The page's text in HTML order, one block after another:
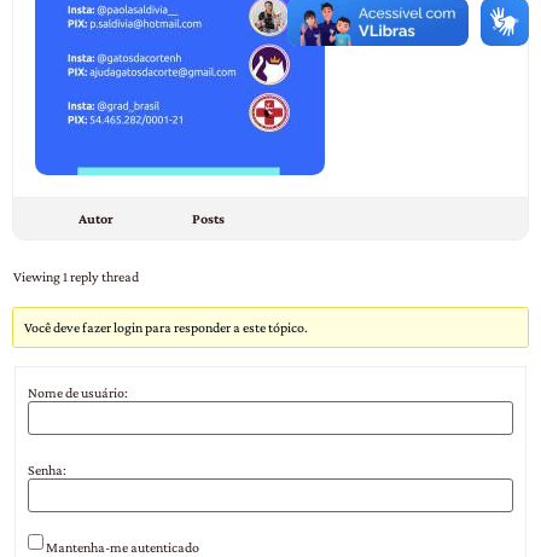
Autor Posts
Viewing 1 reply thread
Você deve fazer login para responder a este tópico.
Nome de usuário:
Senha:
Mantenha-me autenticado